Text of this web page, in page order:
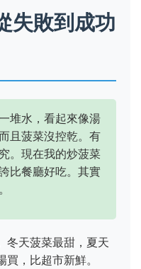
失敗到成功
堆水，看起來像湯
且菠菜沒控乾。有
。現在我的炒菠菜
比餐廳好吃。其實
冬天菠菜最甜，夏天
，比超市新鮮。